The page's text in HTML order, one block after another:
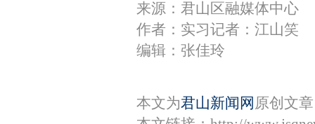
来源：君山区融媒体中心
作者：实习记者：江山笑
编辑：张佳玲
本文为君山新闻网 原创文